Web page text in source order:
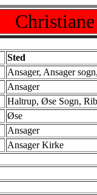
Sted
Ansager, Ansager
Ansager
Haltrup, Øse Sogn,
Øse
Ansager
Ansager Kirke